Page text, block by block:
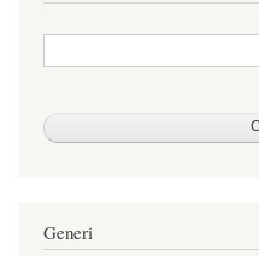
Generi